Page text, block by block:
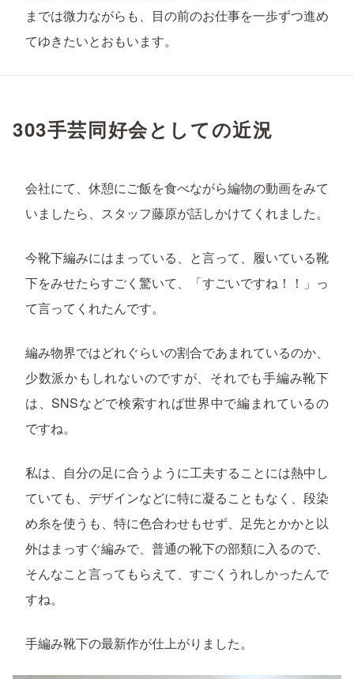
までは微力ながらも、目の前のお仕事を一歩ずつ進め
てゆきたいとおもいます。
303手芸同好会としての近況
会社にて、休憩にご飯を食べながら編物の動画をみて
いましたら、スタッフ藤原が話しかけてくれました。
今靴下編みにはまっている、と言って、履いている靴
下をみせたらすごく驚いて、「すごいですね！！」っ
て言ってくれたんです。
編み物界ではどれぐらいの割合であまれているのか、
少数派かもしれないのですが、それでも手編み靴下
は、SNSなどで検索すれば世界中で編まれているの
ですね。
私は、自分の足に合うように工夫することには熱中し
ていても、デザインなどに特に凝ることもなく、段染
め糸を使うも、特に色合わせもせず、足先とかかと以
外はまっすぐ編みで、普通の靴下の部類に入るので、
そんなこと言ってもらえて、すごくうれしかったんで
すね。
手編み靴下の最新作が仕上がりました。